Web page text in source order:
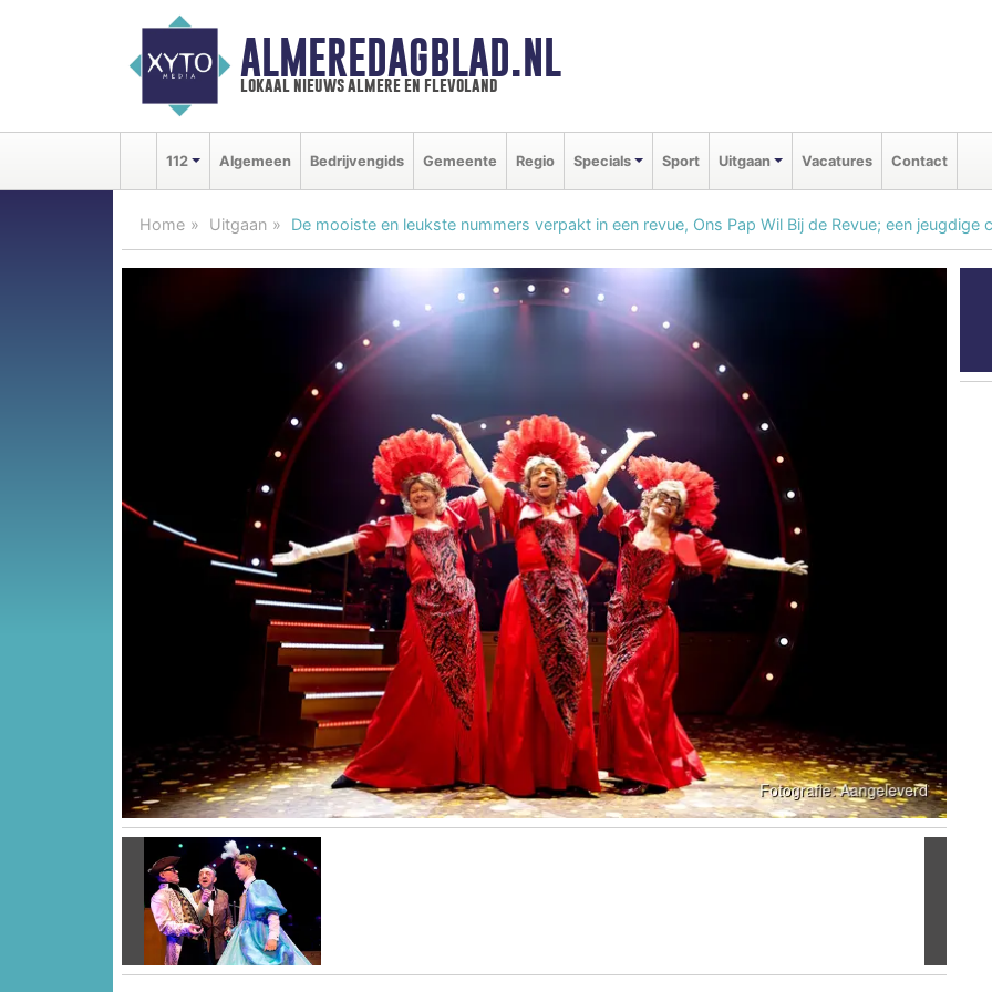
ALMEREDAGBLAD.NL
lokaal nieuws almere en flevoland
112 Algemeen Bedrijvengids Gemeente Regio Specials Sport Uitgaan Vacatures Contact
Home Uitgaan De mooiste en leukste nummers verpakt in een revue, Ons Pap Wil Bij de Revue; een jeugdige
Vorige